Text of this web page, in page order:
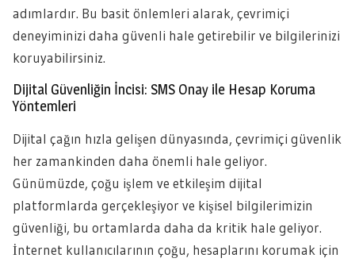
adımlardır. Bu basit önlemleri alarak, çevrimiçi
deneyiminizi daha güvenli hale getirebilir ve bilgilerinizi
koruyabilirsiniz.
Dijital Güvenliğin İncisi: SMS Onay ile Hesap Koruma
Yöntemleri
Dijital çağın hızla gelişen dünyasında, çevrimiçi güvenlik
her zamankinden daha önemli hale geliyor.
Günümüzde, çoğu işlem ve etkileşim dijital
platformlarda gerçekleşiyor ve kişisel bilgilerimizin
güvenliği, bu ortamlarda daha da kritik hale geliyor.
İnternet kullanıcılarının çoğu, hesaplarını korumak için